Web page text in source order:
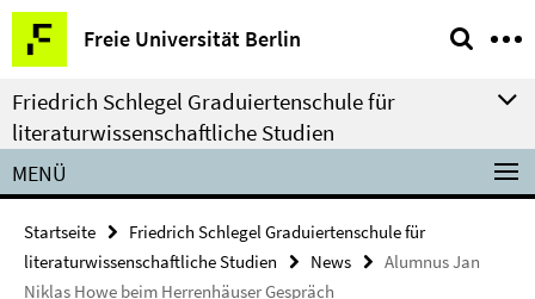
Springe
direkt
zu
Inhalt
Freie Universität Berlin
Service-
Navigation
Friedrich Schlegel Graduiertenschule für
literaturwissenschaftliche Studien
MENÜ
Startseite
Friedrich Schlegel Graduiertenschule für
literaturwissenschaftliche Studien
News
Alumnus Jan
Niklas Howe beim Herrenhäuser Gespräch